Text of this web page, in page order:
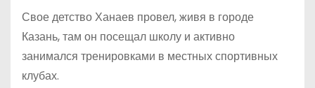
Свое детство Ханаев провел, живя в городе
Казань, там он посещал школу и активно
занимался тренировками в местных спортивных
клубах.